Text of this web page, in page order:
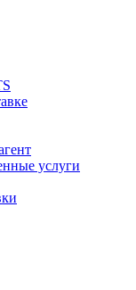
услуги